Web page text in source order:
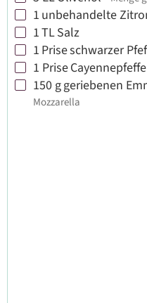
▢
1 unbehandelte
▢
1TLSalz
▢
1 Priseschwarzer
▢
1 Prise
▢
150 ggeriebenen
Mozzarella